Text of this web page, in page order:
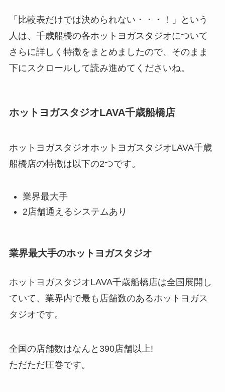
「比較表だけでは決められない・・・！」という
人は、千歳船橋の各ホットヨガスタジオについて
さらに詳しく特徴をまとめましたので、そのまま
下にスクロールして読み進めてくださいね。
ホットヨガスタジオLAVA千歳船橋店
ホットヨガスタジオホットヨガスタジオLAVA千歳
船橋店の特徴は以下の2つです。
業界最大手
2店舗通えるシステムあり
業界最大手のホットヨガスタジオ
ホットヨガスタジオLAVA千歳船橋店は全国展開し
ていて、業界内で最も店舗数のあるホットヨガス
タジオです。
全国の店舗数はなんと 390店舗以上!
ただただ圧巻です。